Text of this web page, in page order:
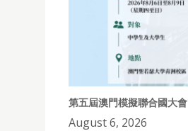
第五屆澳門模擬聯合國大會
August 6, 2026